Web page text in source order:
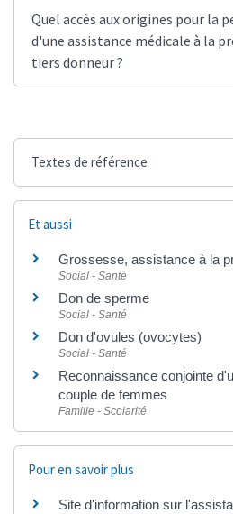
Quel accès aux origines pour la
d'une assistance médicale à la
tiers donneur ?
Textes de référence
Et aussi
Grossesse, assistance à la
Social - Santé
Don de sperme
Social - Santé
Don d'ovules (ovocytes)
Social - Santé
Reconnaissance conjointe
couple de femmes
Famille - Scolarité
Pour en savoir plus
Site d'information sur